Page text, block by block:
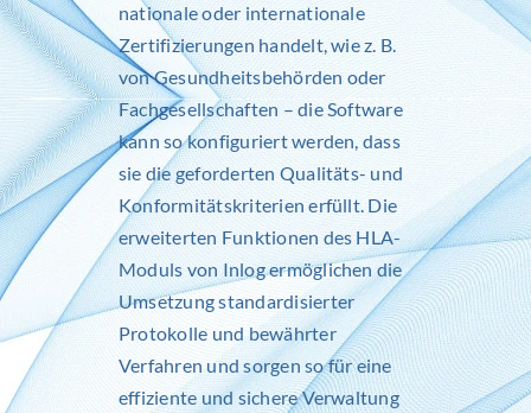
nationale oder internationale
Zertifizierungen handelt, wie z. B.
von Gesundheitsbehörden oder
Fachgesellschaften – die Software
kann so konfiguriert werden, dass
sie die geforderten Qualitäts- und
Konformitätskriterien erfüllt. Die
erweiterten Funktionen des HLA-
Moduls von Inlogermöglichen die
Umsetzung standardisierter
Protokolle und bewährter
Verfahren und sorgen so für eine
effiziente und sichere Verwaltung